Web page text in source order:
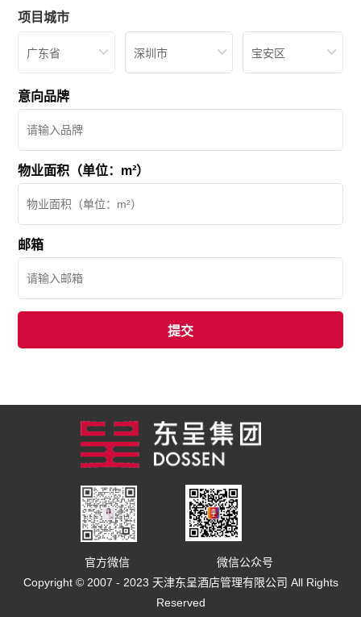
项目城市
广东省 深圳市 宝安区
意向品牌
物业面积（单位：m²）
邮箱
官方微信
微信公众号
Copyright © 2007 - 2023 天津东呈酒店管理有限公司 All Rights
Reserved